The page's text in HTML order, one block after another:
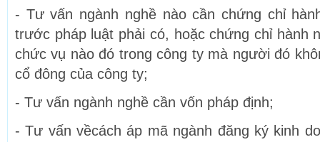
- Tư vấn ngành nghề nào cần chứng chỉ
trước pháp luật phải có, hoặc chứng chỉ hành
chức vụ nào đó trong công ty mà người đó
cổ đông của công ty;
- Tư vấn ngành nghề cần vốn pháp định;
- Tư vấn vềcách áp mã ngành đăng ký kinh